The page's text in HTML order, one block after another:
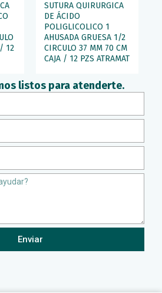
listos para atenderte.
Enviar
12
SUTURA QUIRURGICA
DE ÁCIDO
POLIGLICOLICO 1
AHUSADA GRUESA 1/2
CIRCULO 37 MM 70 CM
CAJA / 12 PZS ATRAMAT